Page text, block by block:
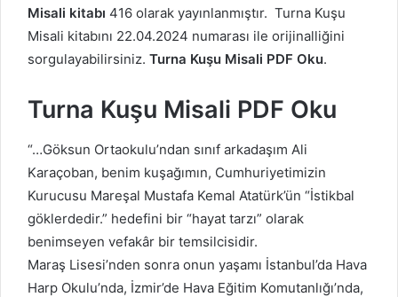
Misali kitabı 416 olarak yayınlanmıştır. Turna Kuşu
Misali kitabını 22.04.2024 numarası ile orijinalliğini
sorgulayabilirsiniz. Turna Kuşu Misali PDF Oku.
Turna Kuşu Misali PDF Oku
“…Göksun Ortaokulu’ndan sınıf arkadaşım Ali
Karaçoban, benim kuşağımın, Cumhuriyetimizin
Kurucusu Mareşal Mustafa Kemal Atatürk’ün “İstikbal
göklerdedir.” hedefini bir “hayat tarzı” olarak
benimseyen vefakâr bir temsilcisidir.
Maraş Lisesi’nden sonra onun yaşamı İstanbul’da Hava
Harp Okulu’nda, İzmir’de Hava Eğitim Komutanlığı’nda,